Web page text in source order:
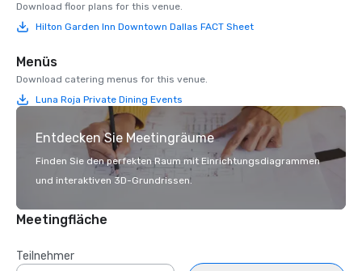
Download floor plans for this venue.
Hilton Garden Inn Downtown Dallas FACT Sheet
Menüs
Download catering menus for this venue.
Luna Roja Private Dining Events
Entdecken Sie Meetingräume
Finden Sie den perfekten Raum mit Einrichtungsdiagrammen
und interaktiven 3D-Grundrissen.
Meetingfläche
Teilnehmer